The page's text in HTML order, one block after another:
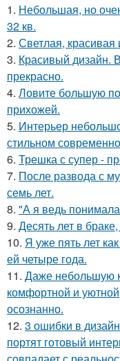
1. Небольшая, но
32 кв.
2. Светлая, красивая
3. Красивый дизайн.
прекрасно.
4. Ловите большую
прихожей.
5. Интерьер
стильном
6. Трешка с супер -
7. После развода с
семь лет.
8. "А я ведь
9. Десять лет в
10. Я уже пять лет
ей четыре года.
11. Даже небольшую
комфортной и
осознанно.
12. 3 ошибки в
портят готовый